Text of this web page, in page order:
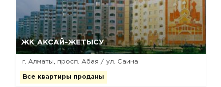
ЖК АКСАЙ-ЖЕТЫСУ
г. Алматы, просп. Абая / ул. Саина
Все квартиры проданы
Да, удалить Отмена